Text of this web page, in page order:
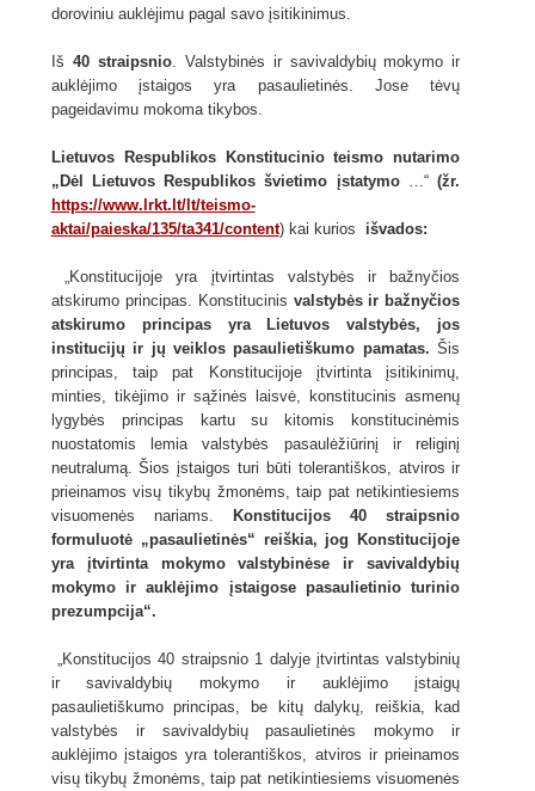
doroviniu auklėjimu pagal savo įsitikinimus.
Iš 40 straipsnio. Valstybinės ir savivaldybių mokymo ir
auklėjimo įstaigos yra pasaulietinės. Jose tėvų
pageidavimu mokoma tikybos.
Lietuvos Respublikos Konstitucinio teismo nutarimo
„Dėl Lietuvos Respublikos švietimo įstatymo…“(žr.
https://www.lrkt.lt/lt/teismo-
aktai/paieska/135/ta341/content) kai kurios išvados:
„Konstitucijoje yra įtvirtintas valstybės ir bažnyčios
atskirumo principas. Konstitucinis valstybės ir bažnyčios
atskirumo principas yra Lietuvos valstybės, jos
institucijų ir jų veiklos pasaulietiškumo pamatas.Šis
principas, taip pat Konstitucijoje įtvirtinta įsitikinimų,
minties, tikėjimo ir sąžinės laisvė, konstitucinis asmenų
lygybės principas kartu su kitomis konstitucinėmis
nuostatomis lemia valstybės pasaulėžiūrinį ir religinį
neutralumą. Šios įstaigos turi būti tolerantiškos, atviros ir
prieinamos visų tikybų žmonėms, taip pat netikintiesiems
visuomenės nariams.
Konstitucijos 40 straipsnio
formuluotė „pasaulietinės“ reiškia, jog Konstitucijoje
yra įtvirtinta mokymo valstybinėse ir savivaldybių
mokymo ir auklėjimo įstaigose pasaulietinio turinio
prezumpcija“.
„Konstitucijos 40 straipsnio 1 dalyje įtvirtintas valstybinių
ir savivaldybių mokymo ir auklėjimo įstaigų
pasaulietiškumo principas, be kitų dalykų, reiškia, kad
valstybės ir savivaldybių pasaulietinės mokymo ir
auklėjimo įstaigos yra tolerantiškos, atviros ir prieinamos
visų tikybų žmonėms, taip pat netikintiesiems visuomenės